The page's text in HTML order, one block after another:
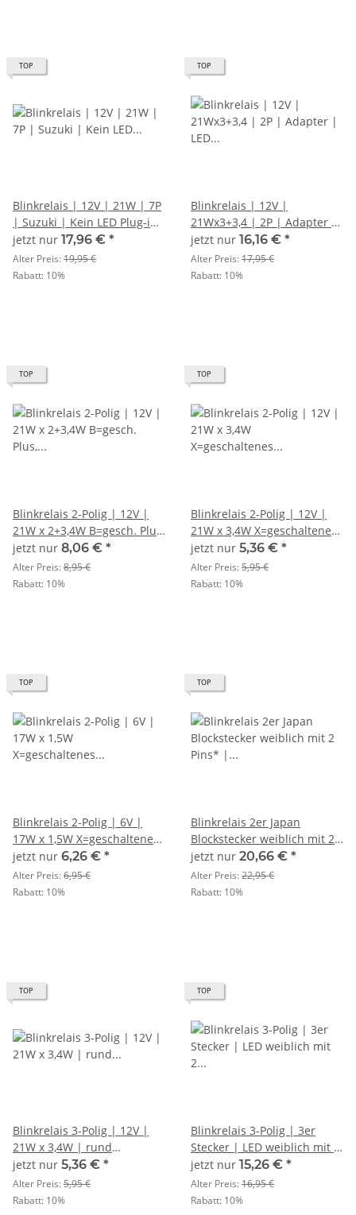
TOP
Blinkrelais | 12V | 21W | 7P
| Suzuki | Kein LED Plug-in-
Stecker
jetzt nur 17,96 € *
Alter Preis:19,95 €
Rabatt: 10%
TOP
Blinkrelais | 12V |
21Wx3+3,4 | 2P | Adapter |
LED (B=geschaltenes Plus
(49) L=Signal (49a)
jetzt nur 16,16 € *
Alter Preis:17,95 €
Rabatt: 10%
TOP
Blinkrelais 2-Polig | 12V |
21W x 2+3,4W B=gesch. Plus,
L=Signal | mechanisch
jetzt nur 8,06 € *
Alter Preis:8,95 €
Rabatt: 10%
TOP
Blinkrelais 2-Polig | 12V |
21W x 3,4W X=geschaltenes
Plus, L=Signal | mechanisch
jetzt nur 5,36 € *
Alter Preis:5,95 €
Rabatt: 10%
TOP
Blinkrelais 2-Polig | 6V |
17W x 1,5W X=geschaltenes
Plus, L=Signal | mechanisch
jetzt nur 6,26 € *
Alter Preis:6,95 €
Rabatt: 10%
TOP
Blinkrelais 2er Japan
Blockstecker weiblich mit 2
Pins* | 21W x 3,4W |
elektronisch
jetzt nur 20,66 € *
Alter Preis:22,95 €
Rabatt: 10%
TOP
Blinkrelais 3-Polig | 12V |
21W x 3,4W | rund
X=geschaltenes Plus,
L=Signal, P= Kontrollleuchte
jetzt nur 5,36 € *
Alter Preis:5,95 €
Rabatt: 10%
TOP
Blinkrelais 3-Polig | 3er
Stecker | LED weiblich mit 2
Pins | 12V | 1-130W
jetzt nur 15,26 € *
Alter Preis:16,95 €
Rabatt: 10%